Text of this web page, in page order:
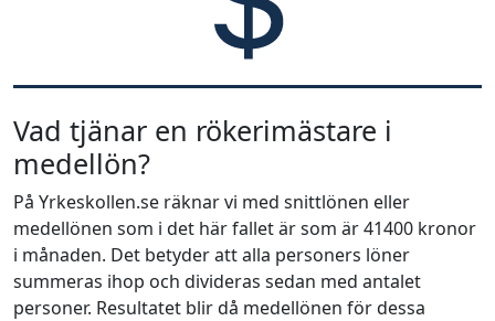
Vad tjänar en rökerimästare i
medellön?
På Yrkeskollen.se räknar vi med snittlönen eller
medellönen som i det här fallet är som är 41400 kronor
i månaden. Det betyder att alla personers löner
summeras ihop och divideras sedan med antalet
personer. Resultatet blir då medellönen för dessa